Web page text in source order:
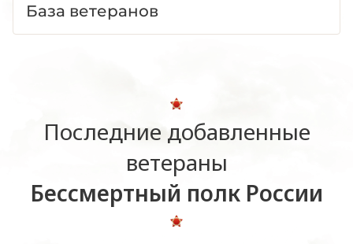
База ветеранов
Последние добавленные
ветераны
Бессмертный полк России